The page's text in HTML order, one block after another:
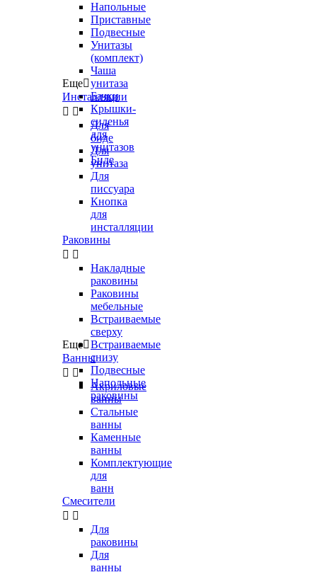
Напольные
Приставные
Подвесные
Унитазы
(комплект)
Чаша
унитаза
Бачки
Крышки-
сиденья
для
унитазов
Биде
Еще
Инсталляции
 
Для
биде
Для
унитаза
Для
писсуара
Кнопка
для
инсталляции
Раковины
 
Накладные
раковины
Раковины
мебельные
Встраиваемые
сверху
Встраиваемые
снизу
Подвесные
Напольные
раковины
Еще
Ванны
 
Акриловые
ванны
Стальные
ванны
Каменные
ванны
Комплектующие
для
ванн
Смесители
 
Для
раковины
Для
ванны